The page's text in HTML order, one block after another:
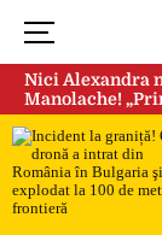
Nici Alexandra
Manolache!
după doi ani de